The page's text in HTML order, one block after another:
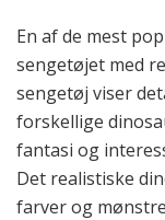
En af de mest
sengetøjet med
sengetøj viser
forskellige
fantasi og
Det realistiske
farver og